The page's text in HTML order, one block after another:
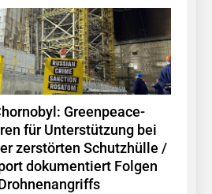
Greenpeace-
für Unterstützung bei
zerstörten Schutzhülle /
dokumentiert Folgen